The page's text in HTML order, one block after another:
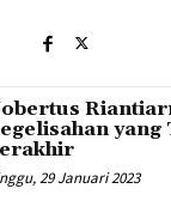
yang
29 Januari 2023